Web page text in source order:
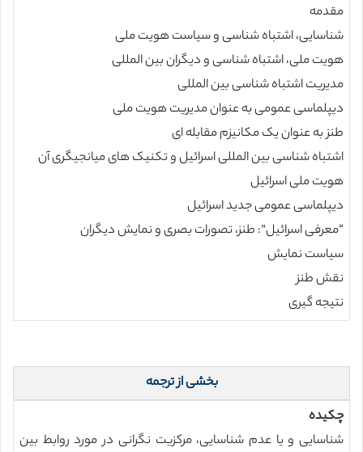
مقدمه
شناسایی، اشتباه شناسی و سیاست هویت ملی
هویت ملی، اشتباه شناسی و دیگران بین المللی
مدیریت اشتباه شناسی بین المللی
دیپلماسی عمومی به عنوان مدیریت هویت ملی
طنز به عنوان یک مکانیزم مقابله ای
اشتباه شناسی بین المللی اسرائیل و تکنیک های میانجیگری آن
هویت ملی اسرائیل
دیپلماسی عمومی جدید اسرائیل
“معرفی اسرائیل”: طنز، تصورات بصری و نمایش دیگران
سیاست نمایش
نقش طنز
نتیجه گیری
بخشی از ترجمه
چکیده
شناسایی و یا عدم شناسایی، مرکزیت نگرانی در مورد روابط بین